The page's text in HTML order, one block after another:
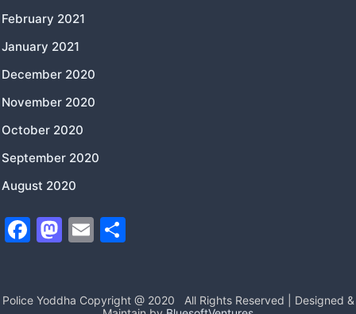
February 2021
January 2021
December 2020
November 2020
October 2020
September 2020
August 2020
F
e
M
o
E
l
e
Police Yoddha Copyright @ 2020
All Rights Reserved | Designed &